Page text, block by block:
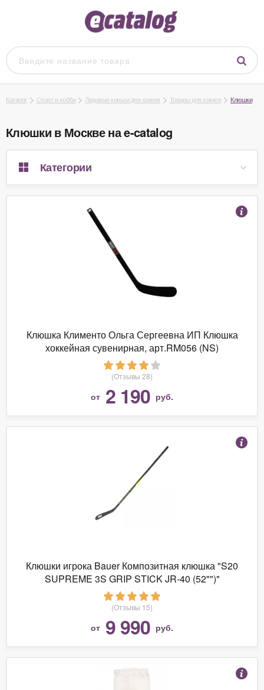
Каталог Спорт и хобби Ледовые коньки для хоккея Товары для хоккея Клюшки
Клюшки в Москве на e-catalog
Категории
Клюшка Клименто Ольга Сергеевна ИП Клюшка
хоккейная сувенирная, арт.RM056 (NS)
(Отзывы 28)
от 2 190 руб.
Клюшки игрока Bauer Композитная клюшка "S20
SUPREME 3S GRIP STICK JR-40 (52"")"
(Отзывы 15)
от 9 990 руб.